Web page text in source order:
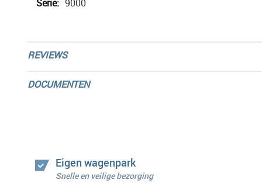
9000
REVIEWS
DOCUMENTEN
Eigen wagenpark
Snelle en veilige bezorging